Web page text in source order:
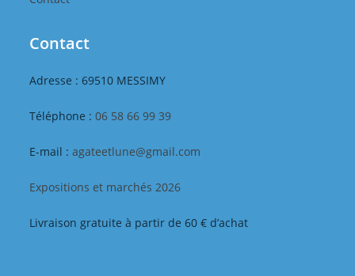
Contact
Adresse : 69510 MESSIMY
Téléphone :06 58 66 99 39
E-mail :agateetlune@gmail.com
Expositions et marchés 2026
Livraison gratuite à partir de 60 € d’achat